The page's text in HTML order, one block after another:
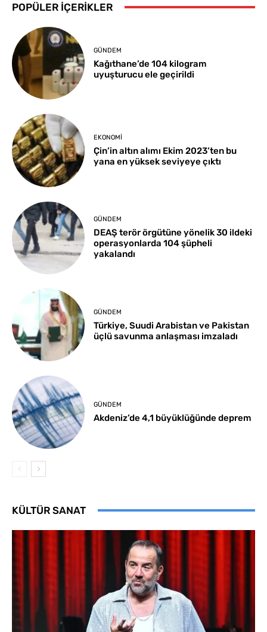
POPÜLER İÇERIKLER
GÜNDEM
Kağıthane’de 104 kilogram
uyuşturucu ele geçirildi
EKONOMI
Çin’in altın alımı Ekim 2023’ten bu
yana en yüksek seviyeye çıktı
GÜNDEM
DEAŞ terör örgütüne yönelik 30 ildeki
operasyonlarda 104 şüpheli
yakalandı
GÜNDEM
Türkiye, Suudi Arabistan ve Pakistan
üçlü savunma anlaşması imzaladı
GÜNDEM
Akdeniz’de 4,1 büyüklüğünde deprem
KÜLTÜR SANAT